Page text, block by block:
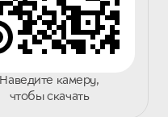
Наведите камеру,
чтобы скачать